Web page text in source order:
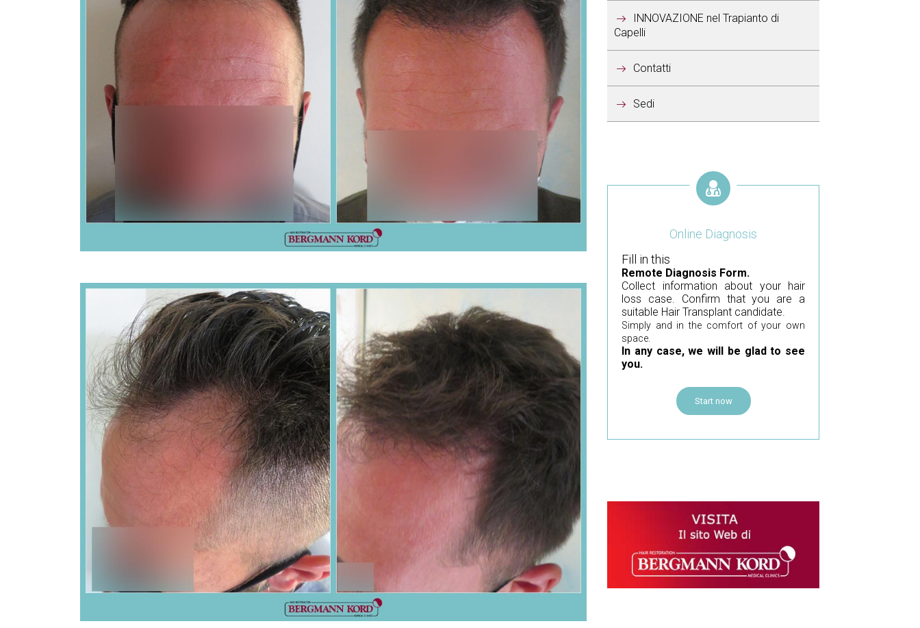
INNOVAZIONE nel Trapianto di
Capelli
Contatti
Sedi
Online Diagnosis
Fill in this
Remote Diagnosis Form.
Collect information about your hair
loss case. Confirm that you are a
suitable Hair Transplant candidate.
Simply and in the comfort of your own
space.
In any case, we will be glad to see
you.
Start now